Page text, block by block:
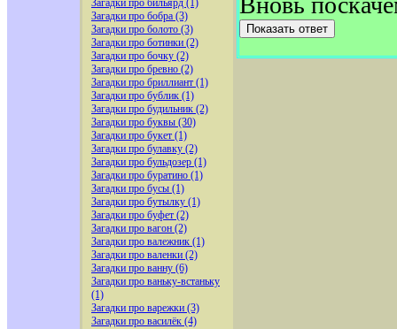
Загадки про бильярд (1)
Загадки про бобра (3)
Загадки про болото (3)
Загадки про ботинки (2)
Загадки про бочку (2)
Загадки про бревно (2)
Загадки про бриллиант (1)
Загадки про бублик (1)
Загадки про будильник (2)
Загадки про буквы (30)
Загадки про букет (1)
Загадки про булавку (2)
Загадки про бульдозер (1)
Загадки про буратино (1)
Загадки про бусы (1)
Загадки про бутылку (1)
Загадки про буфет (2)
Загадки про вагон (2)
Загадки про валежник (1)
Загадки про валенки (2)
Загадки про ванну (6)
Загадки про ваньку-встаньку
(1)
Загадки про варежки (3)
Загадки про василёк (4)
Показать ответ